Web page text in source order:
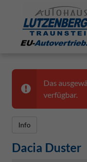
Das
verfügbar.
Info
Dacia Duster